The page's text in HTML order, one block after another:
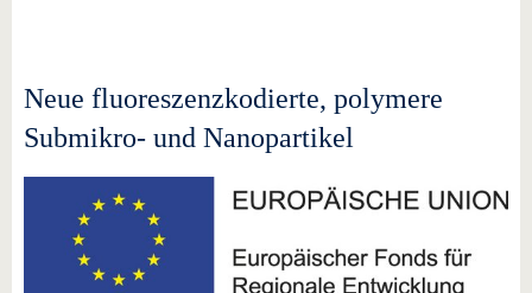
Neue fluoreszenzkodierte, polymere
Submikro- und Nanopartikel